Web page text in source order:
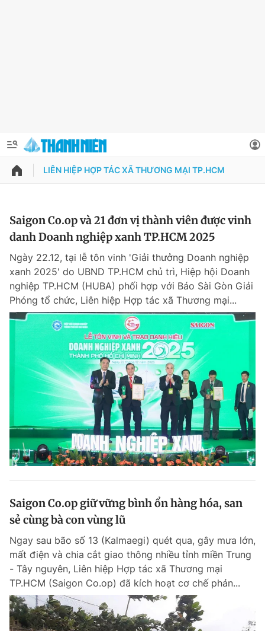
QUẢNG CÁO ĐẶT BÁO
Chuyên mục khác
Chào ngày mới Tin 24h
Tin thị trường Tin 360
Video Magazine
Sản phẩm khác
Tiện ích Bạn cần biết
Đọc Thanh Niên trên điện thoại
Thông tin tài khoản
Đổi mật khẩu
Tin đã lưu
Tin đã xem
Đăng xuất
LIÊN HIỆP HỢP TÁC XÃ THƯƠNG MẠI TP.HCM
Saigon Co.op và 21 đơn vị thành viên được vinh
danh Doanh nghiệp xanh TP.HCM 2025
Ngày 22.12, tại lễ tôn vinh 'Giải thưởng Doanh nghiệp
xanh 2025' do UBND TP.HCM chủ trì, Hiệp hội Doanh
nghiệp TP.HCM (HUBA) phối hợp với Báo Sài Gòn Giải
Phóng tổ chức, Liên hiệp Hợp tác xã Thương mại...
Saigon Co.op giữ vững bình ổn hàng hóa, san
sẻ cùng bà con vùng lũ
Ngay sau bão số 13 (Kalmaegi) quét qua, gây mưa lớn,
mất điện và chia cắt giao thông nhiều tỉnh miền Trung
- Tây nguyên, Liên hiệp Hợp tác xã Thương mại
TP.HCM (Saigon Co.op) đã kích hoạt cơ chế phản...